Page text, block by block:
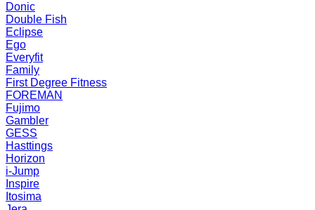
Donic
Double Fish
Eclipse
Ego
Everyfit
Family
First Degree Fitness
FOREMAN
Fujimo
Gambler
GESS
Hasttings
Horizon
i-Jump
Inspire
Itosima